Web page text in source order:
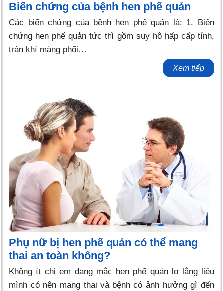
Biến chứng của bệnh hen phế quản
Các biến chứng của bệnh hen phế quản là: 1. Biến
chứng hen phế quản tức thì gồm suy hô hấp cấp tính,
tràn khí màng phổi…
Xem tiếp
Phụ nữ bị hen phế quản có thể mang
thai an toàn không?
Không ít chị em đang mắc hen phế quản lo lắng liệu
mình có nên mang thai và bệnh có ảnh hưởng gì đến